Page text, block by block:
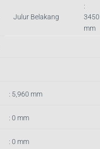
Julur Belakang
:
3450
mm
: 5,960 mm
: 0 mm
: 0 mm